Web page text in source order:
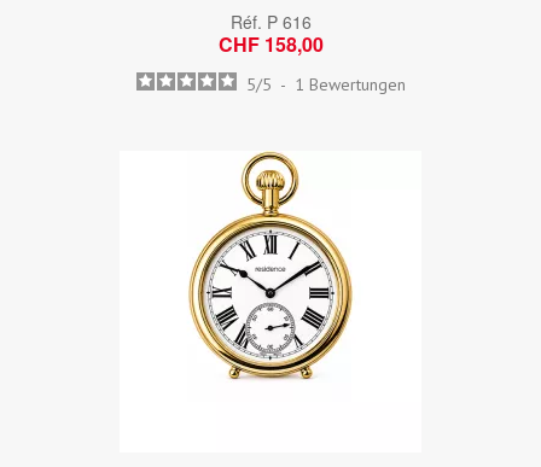
Réf. P 616
CHF 158,00
5/5 - 1 Bewertungen